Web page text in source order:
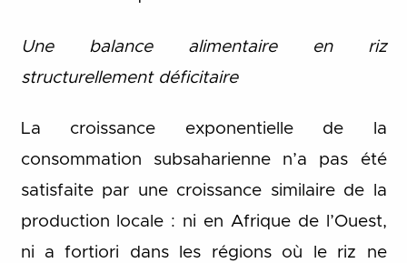
Une balance alimentaire en riz
structurellement déficitaire
La croissance exponentielle de la
consommation subsaharienne n’a pas été
satisfaite par une croissance similaire de la
production locale : ni en Afrique de l’Ouest,
ni a fortiori dans les régions où le riz ne